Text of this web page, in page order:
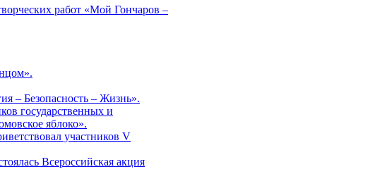
работ «Мой Гончаров –
– Безопасность – Жизнь».
государственных и
яблоко».
участников V
Всероссийская акция